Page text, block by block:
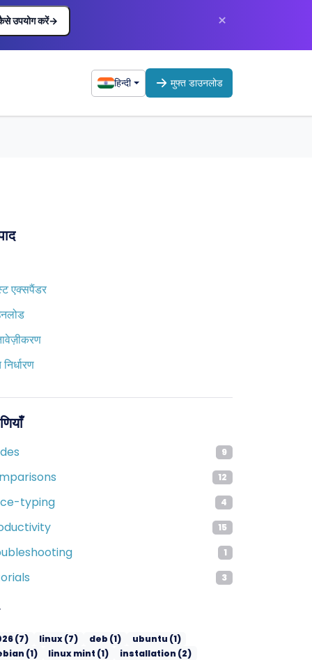
उपयोग करें→ ×
हिन्दी मुफ्त डाउनलोड
एक्सपैंडर
9
12
typing 4
15
1
3
(7) linux(7) deb (1) ubuntu (1)
(1) linux mint (1) installation (2)